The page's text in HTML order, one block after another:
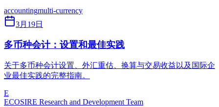
accountingmulti-currency
3月19日
多币种会计：设置和最佳实践
关于多币种会计设置、外汇重估、换算与交易收益以及国际企
业最佳实践的完整指南。
E
ECOSIRE Research and Development Team